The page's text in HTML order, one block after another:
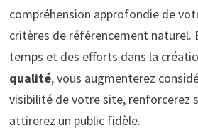
compréhension approfondie de
critères de référencement naturel.
temps et des efforts dans la
qualité, vous augmenterez
visibilité de votre site, renforcerez
attirerez un public fidèle.